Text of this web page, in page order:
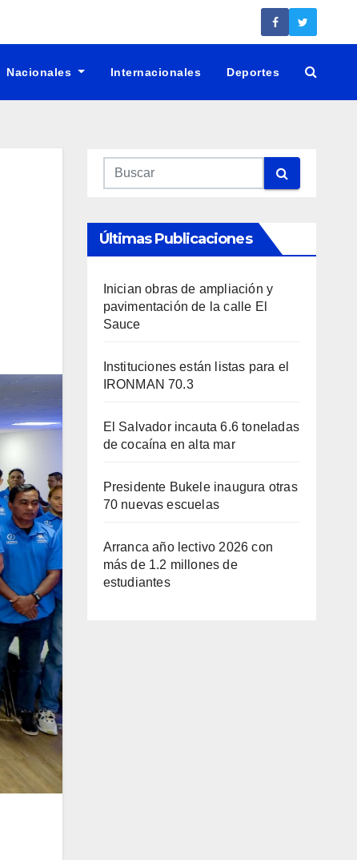
Nacionales Internacionales Deportes
Últimas Publicaciones
Inician obras de ampliación y
pavimentación de la calle El
Sauce
Instituciones están listas para el
IRONMAN 70.3
El Salvador incauta 6.6 toneladas
de cocaína en alta mar
Presidente Bukele inaugura otras
70 nuevas escuelas
Arranca año lectivo 2026 con
más de 1.2 millones de
estudiantes